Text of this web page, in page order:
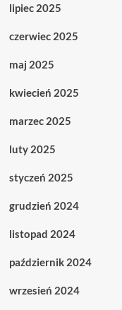
lipiec 2025
czerwiec 2025
maj 2025
kwiecień 2025
marzec 2025
luty 2025
styczeń 2025
grudzień 2024
listopad 2024
październik 2024
wrzesień 2024